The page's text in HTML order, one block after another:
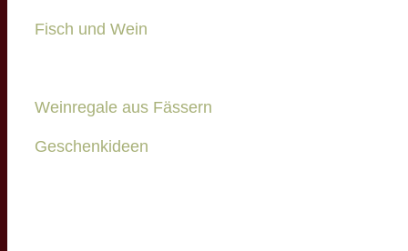
Fisch und Wein
Weinregale aus Fässern
Geschenkideen